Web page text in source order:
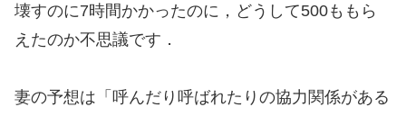
壊すのに7時間かかったのに，どうして500ももら
えたのか不思議です．
妻の予想は「呼んだり呼ばれたりの協力関係がある